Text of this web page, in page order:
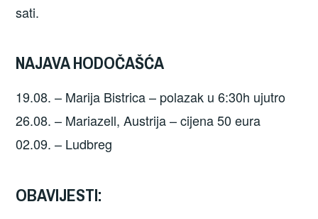
sati.
NAJAVA HODOČAŠĆA
19.08. – Marija Bistrica – polazak u 6:30h ujutro
26.08. – Mariazell, Austrija – cijena 50 eura
02.09. – Ludbreg
OBAVIJESTI: